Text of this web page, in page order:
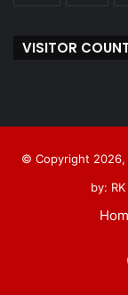
VISITOR
© Copyright
by: